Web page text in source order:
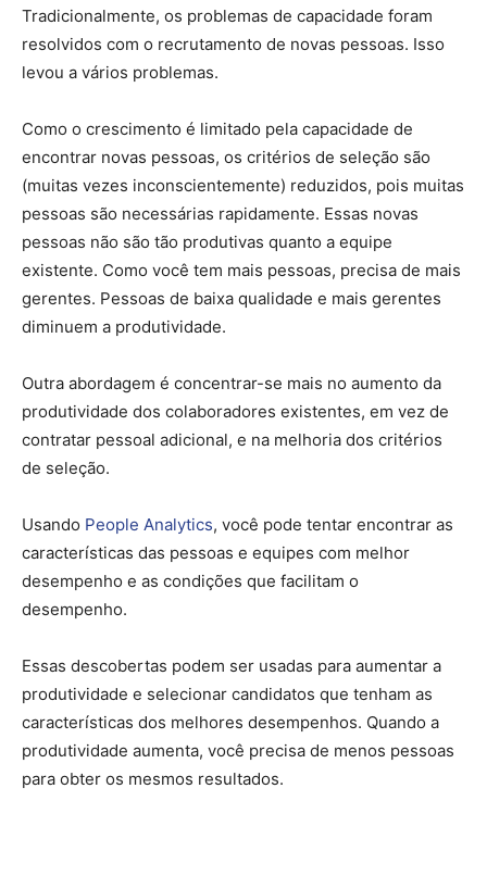
Tradicionalmente, os problemas de capacidade foram
resolvidos com o recrutamento de novas pessoas. Isso
levou a vários problemas.
Como o crescimento é limitado pela capacidade de
encontrar novas pessoas, os critérios de seleção são
(muitas vezes inconscientemente) reduzidos, pois muitas
pessoas são necessárias rapidamente. Essas novas
pessoas não são tão produtivas quanto a equipe
existente. Como você tem mais pessoas, precisa de mais
gerentes. Pessoas de baixa qualidade e mais gerentes
diminuem a produtividade.
Outra abordagem é concentrar-se mais no aumento da
produtividade dos colaboradores existentes, em vez de
contratar pessoal adicional, e na melhoria dos critérios
de seleção.
Usando People Analytics, você pode tentar encontrar as
características das pessoas e equipes com melhor
desempenho e as condições que facilitam o
desempenho.
Essas descobertas podem ser usadas para aumentar a
produtividade e selecionar candidatos que tenham as
características dos melhores desempenhos. Quando a
produtividade aumenta, você precisa de menos pessoas
para obter os mesmos resultados.